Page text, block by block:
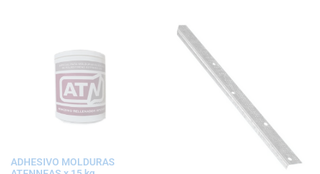
ADHESIVO MOLDURAS